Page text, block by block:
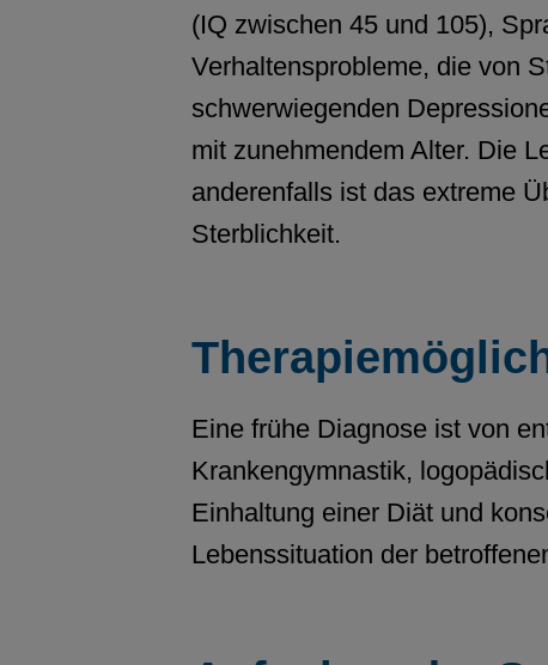
(IQ zwischen 45 und 105),
Verhaltensprobleme, die von
schwerwiegenden
mit zunehmendem Alter. Die
anderenfalls ist das extreme
Sterblichkeit.
Eine frühe Diagnose ist von
Krankengymnastik,
Einhaltung einer Diät und
Lebenssituation der